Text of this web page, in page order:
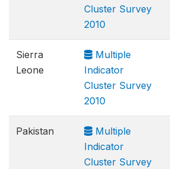
Cluster Survey
2010
Sierra
Leone
Multiple
Indicator
Cluster Survey
2010
Pakistan
Multiple
Indicator
Cluster Survey